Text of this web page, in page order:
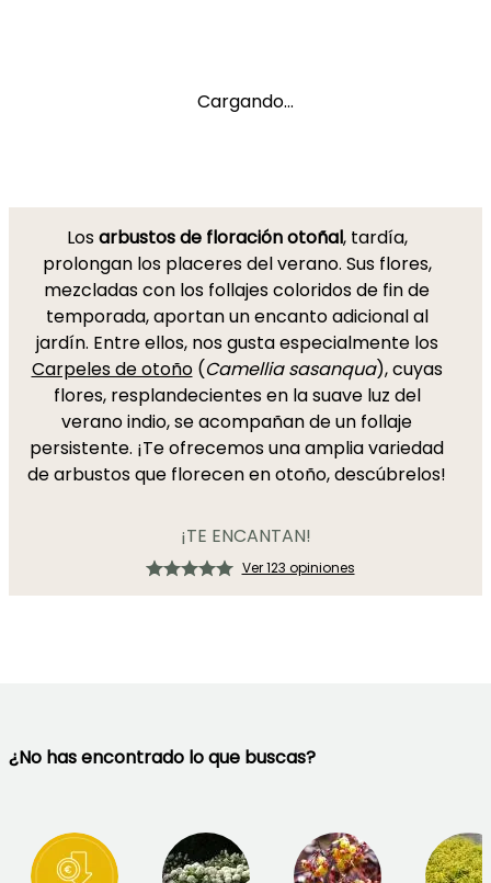
Cargando...
Losarbustos de floración otoñal, tardía,
prolongan los placeres del verano. Sus flores,
mezcladas con los follajes coloridos de fin de
temporada, aportan un encanto adicional al
jardín. Entre ellos, nos gusta especialmente los
Carpeles de otoño(Camellia sasanqua), cuyas
flores, resplandecientes en la suave luz del
verano indio, se acompañan de un follaje
persistente. ¡Te ofrecemos una amplia variedad
de arbustos que florecen en otoño, descúbrelos!
¡TE ENCANTAN!
Ver 123 opiniones
¿No has encontrado lo que buscas?